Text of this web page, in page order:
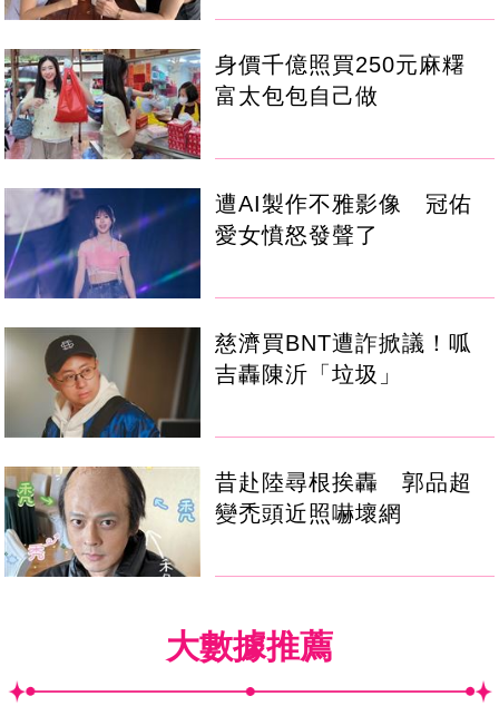
身價千億照買250元麻糬
富太包包自己做
遭AI製作不雅影像 冠佑
愛女憤怒發聲了
慈濟買BNT遭詐掀議！呱
吉轟陳沂「垃圾」
昔赴陸尋根挨轟 郭品超
變禿頭近照嚇壞網
大數據推薦